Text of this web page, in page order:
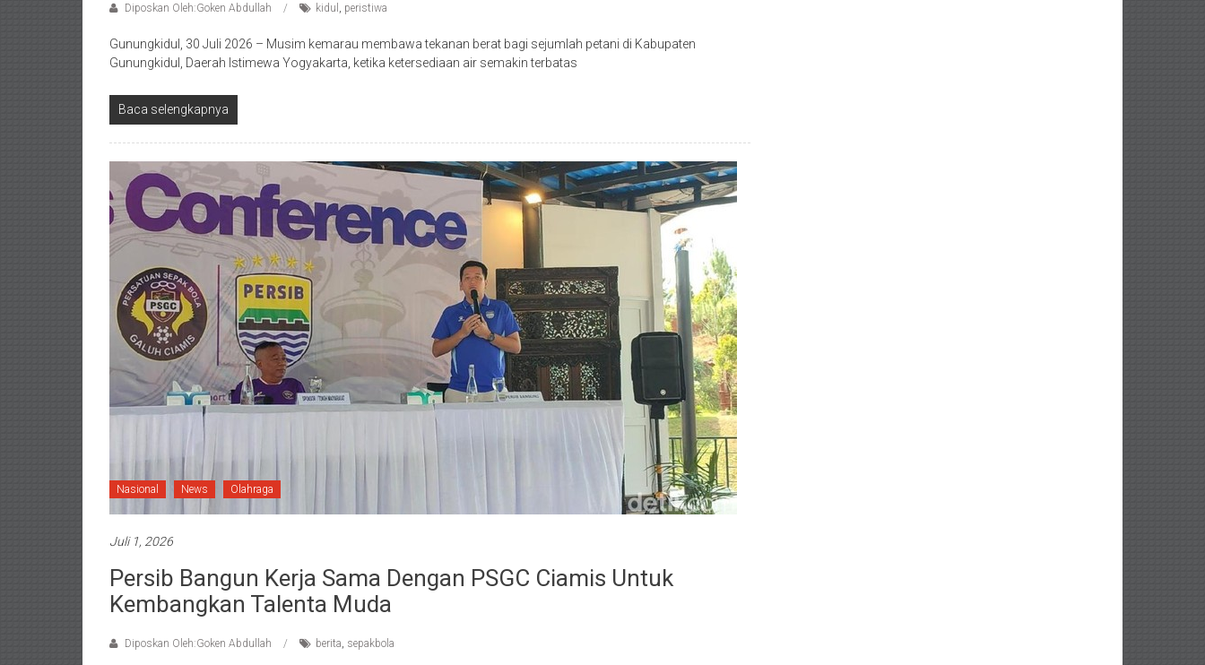
Diposkan Oleh:Goken Abdullah kidul , peristiwa
Gunungkidul, 30 Juli 2026 – Musim kemarau membawa tekanan berat bagi sejumlah petani di Kabupaten
Gunungkidul, Daerah Istimewa Yogyakarta, ketika ketersediaan air semakin terbatas
Baca selengkapnya
Nasional News Olahraga
Juli 1, 2026
Persib Bangun Kerja Sama Dengan PSGC Ciamis Untuk
Kembangkan Talenta Muda
Diposkan Oleh:Goken Abdullah berita, sepakbola